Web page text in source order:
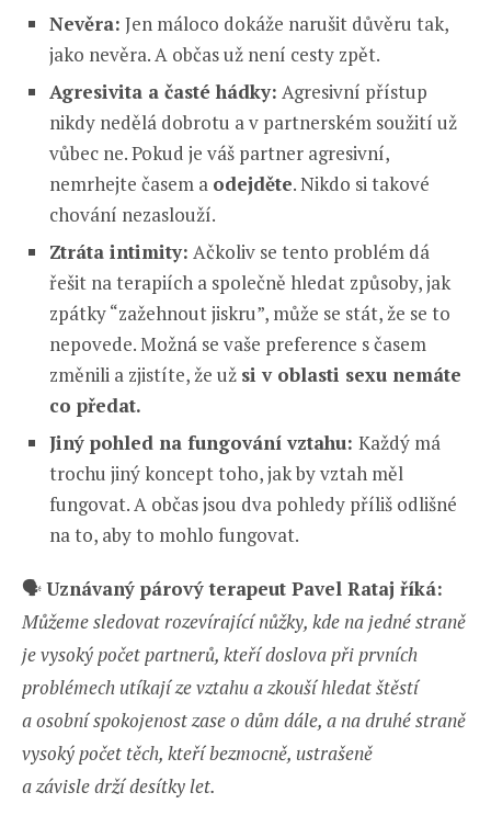
Nevěra: Jen máloco dokáže narušit důvěru tak,
jako nevěra. A občas už není cesty zpět.
Agresivita a časté hádky: Agresivní přístup
nikdy nedělá dobrotu a v partnerském soužití už
vůbec ne. Pokud je váš partner agresivní,
nemrhejte časem a odejděte. Nikdo si takové
chování nezaslouží.
Ztráta intimity: Ačkoliv se tento problém dá
řešit na terapiích a společně hledat způsoby, jak
zpátky “zažehnout jiskru”, může se stát, že se to
nepovede. Možná se vaše preference s časem
změnili a zjistíte, že už si v oblasti sexu nemáte
co předat.
Jiný pohled na fungování vztahu: Každý má
trochu jiný koncept toho, jak by vztah měl
fungovat. A občas jsou dva pohledy příliš odlišné
na to, aby to mohlo fungovat.
🗣️Uznávaný párový terapeut Pavel Rataj říká:
Můžeme sledovat rozevírající nůžky, kde na jedné straně
je vysoký počet partnerů, kteří doslova při prvních
problémech utíkají ze vztahu a zkouší hledat štěstí
a osobní spokojenost zase o dům dále, a na druhé straně
vysoký počet těch, kteří bezmocně, ustrašeně
a závisle drží desítky let.